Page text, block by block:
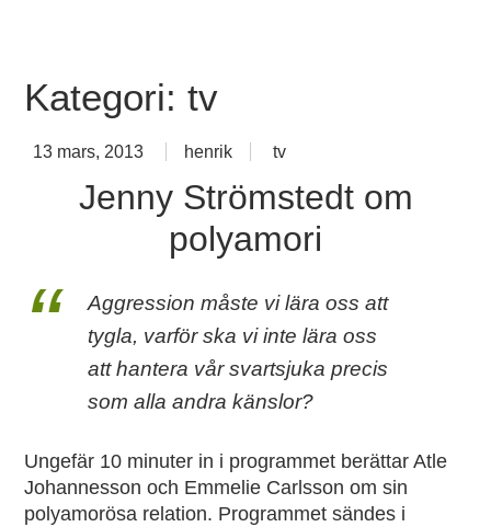
Kategori:tv
13 mars, 2013 henrik tv
Jenny Strömstedt om
polyamori
Aggression måste vi lära oss att
tygla, varför ska vi inte lära oss
att hantera vår svartsjuka precis
som alla andra känslor?
Ungefär 10 minuter in i programmet berättar Atle
Johannesson och Emmelie Carlsson om sin
polyamorösa relation. Programmet sändes i